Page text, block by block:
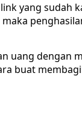
yang sudah
uang dengan
buat